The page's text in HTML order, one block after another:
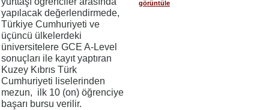
yapılacak değerlendirmede,
Türkiye Cumhuriyeti ve
üçüncü ülkelerdeki
üniversitelere GCE A-Level
sonuçları ile kayıt yaptıran
Kuzey Kıbrıs Türk
Cumhuriyeti liselerinden
mezun, ilk 10 (on) öğrenciye
başarı bursu verilir.
görüntüle